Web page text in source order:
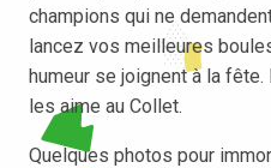
champions qui ne
lancez vos meilleures
humeur se joignent à la
les aime au Collet.
Quelques photos pour